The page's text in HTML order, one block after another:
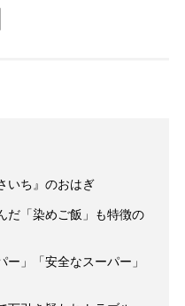
いち』のおはぎ
だ「染めご飯」も特徴の
」「安全なスーパー」